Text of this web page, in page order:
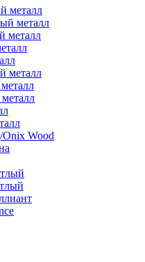
металл
металл
металл
металл
Wood